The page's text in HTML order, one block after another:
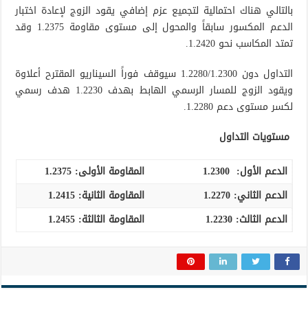
بالتالي هناك احتمالية لتجميع عزم إضافي يقود الزوج لإعادة اختبار
الدعم المكسور سابقاً والمحول إلى مستوى مقاومة 1.2375 وقد
تمتد المكاسب نحو 1.2420.
التداول دون 1.2280/1.2300 سيوقف فوراً السيناريو المقترح أعلاوة
ويقود الزوج للمسار الرسمي الهابط بهدف 1.2230 هدف رسمي
لكسر مستوى دعم 1.2280.
مستويات التداول
الدعم الأول: 1.2300 المقاومة الأولى: 1.2375
الدعم الثاني: 1.2270 المقاومة الثانية: 1.2415
الدعم الثالث: المقاومة الثالثة: 1.2455